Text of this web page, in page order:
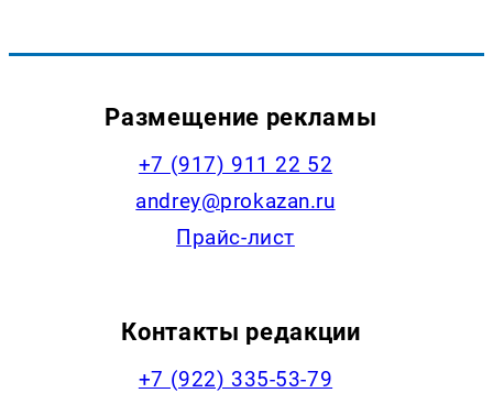
Размещение рекламы
+7 (917) 911 22 52
andrey@prokazan.ru
Прайс-лист
Контакты редакции
+7 (922) 335-53-79